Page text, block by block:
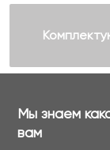
Мы знаем
вам